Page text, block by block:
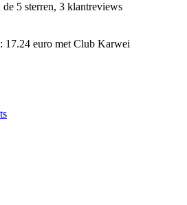
5 sterren, 3 klantreviews
17.24 euro met Club Karwei